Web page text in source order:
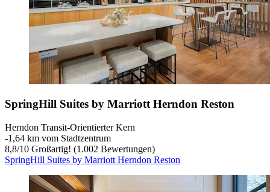
SpringHill Suites by Marriott Herndon Reston
Herndon Transit-Orientierter Kern
‐1,64 km vom Stadtzentrum
8,8/10 Großartig! (1.002 Bewertungen)
SpringHill Suites by Marriott Herndon Reston